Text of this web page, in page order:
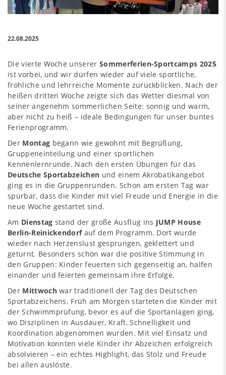
22.08.2025
Die vierte Woche unserer Sommerferien-Sportcamps 2025
ist vorbei, und wir dürfen wieder auf viele sportliche,
fröhliche und lehrreiche Momente zurückblicken. Nach der
heißen dritten Woche zeigte sich das Wetter diesmal von
seiner angenehm sommerlichen Seite: sonnig und warm,
aber nicht zu heiß – ideale Bedingungen für unser buntes
Ferienprogramm.
Der Montag begann wie gewohnt mit Begrüßung,
Gruppeneinteilung und einer sportlichen
Kennenlernrunde. Nach den ersten Übungen für das
Deutsche Sportabzeichen und einem Akrobatikangebot
ging es in die Gruppenrunden. Schon am ersten Tag war
spürbar, dass die Kinder mit viel Freude und Energie in die
neue Woche gestartet sind.
Am Dienstag stand der große Ausflug ins JUMP House
Berlin-Reinickendorfauf dem Programm. Dort wurde
wieder nach Herzenslust gesprungen, geklettert und
geturnt. Besonders schön war die positive Stimmung in
den Gruppen: Kinder feuerten sich gegenseitig an, halfen
einander und feierten gemeinsam ihre Erfolge.
Der Mittwochwar traditionell der Tag des Deutschen
Sportabzeichens. Früh am Morgen starteten die Kinder mit
der Schwimmprüfung, bevor es auf die Sportanlagen ging,
wo Disziplinen in Ausdauer, Kraft, Schnelligkeit und
Koordination abgenommen wurden. Mit viel Einsatz und
Motivation konnten viele Kinder ihr Abzeichen erfolgreich
absolvieren – ein echtes Highlight, das Stolz und Freude
bei allen auslöste.